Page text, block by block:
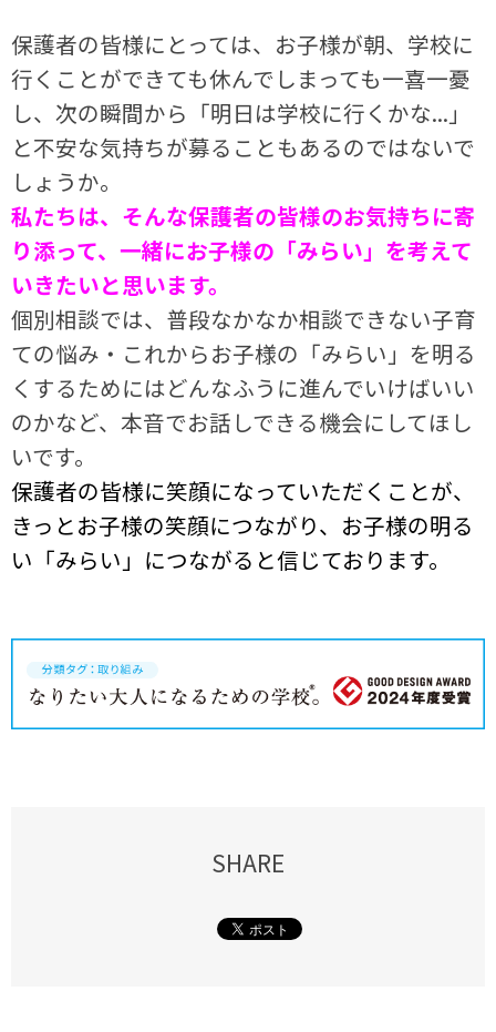
保護者の皆様にとっては、お子様が朝、学校に
行くことができても休んでしまっても一喜一憂
し、次の瞬間から「明日は学校に行くかな...」
と不安な気持ちが募ることもあるのではないで
しょうか。
私たちは、そんな保護者の皆様のお気持ちに寄
り添って、一緒にお子様の「みらい」を考えて
いきたいと思います。
個別相談では、普段なかなか相談できない子育
ての悩み・これからお子様の「みらい」を明る
くするためにはどんなふうに進んでいけばいい
のかなど、本音でお話しできる機会にしてほし
いです。
保護者の皆様に笑顔になっていただくことが、
きっとお子様の笑顔につながり、お子様の明る
い「みらい」につながると信じております。
SHARE